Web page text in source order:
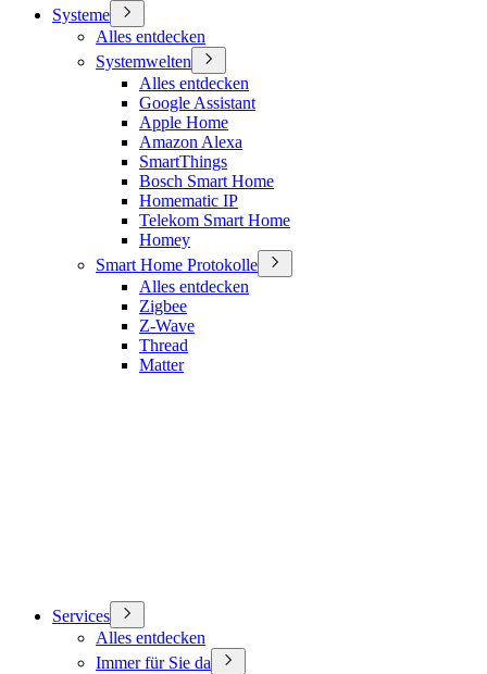
Systeme
Alles entdecken
Systemwelten
Alles entdecken
Google Assistant
Apple Home
Amazon Alexa
SmartThings
Bosch Smart Home
Homematic IP
Telekom Smart Home
Homey
Smart Home Protokolle
Alles entdecken
Zigbee
Z-Wave
Thread
Matter
Services
Alles entdecken
Immer für Sie da